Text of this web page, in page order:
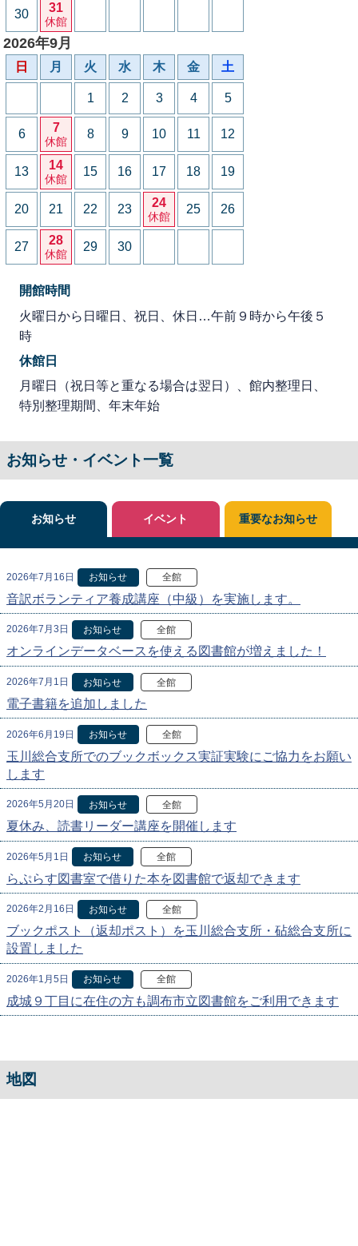
30 31
休館
2026年9月
日 月 火 水 木 金 土
1 2 3 4 5
6 7
休館
8 9 10 11 12
13 14
休館
15 16 17 18 19
20 21 22 23 24
休館
25 26
27 28
休館
29 30
開館時間
火曜日から日曜日、祝日、休日…午前９時から午後５
時
休館日
月曜日（祝日等と重なる場合は翌日）、館内整理日、
特別整理期間、年末年始
お知らせ・イベント一覧
お知らせ
2026年7月16日 お知らせ 全館
音訳ボランティア養成講座（中級）を実施します。
2026年7月3日 お知らせ 全館
オンラインデータベースを使える図書館が増えました！
2026年7月1日 お知らせ 全館
電子書籍を追加しました
2026年6月19日 お知らせ 全館
玉川総合支所でのブックボックス実証実験にご協力をお願い
します
2026年5月20日 お知らせ 全館
夏休み、読書リーダー講座を開催します
2026年5月1日 お知らせ 全館
らぷらす図書室で借りた本を図書館で返却できます
2026年2月16日 お知らせ 全館
ブックポスト（返却ポスト）を玉川総合支所・砧総合支所に
設置しました
2026年1月5日 お知らせ 全館
成城９丁目に在住の方も調布市立図書館をご利用できます
イベント 重要なお知らせ
地図